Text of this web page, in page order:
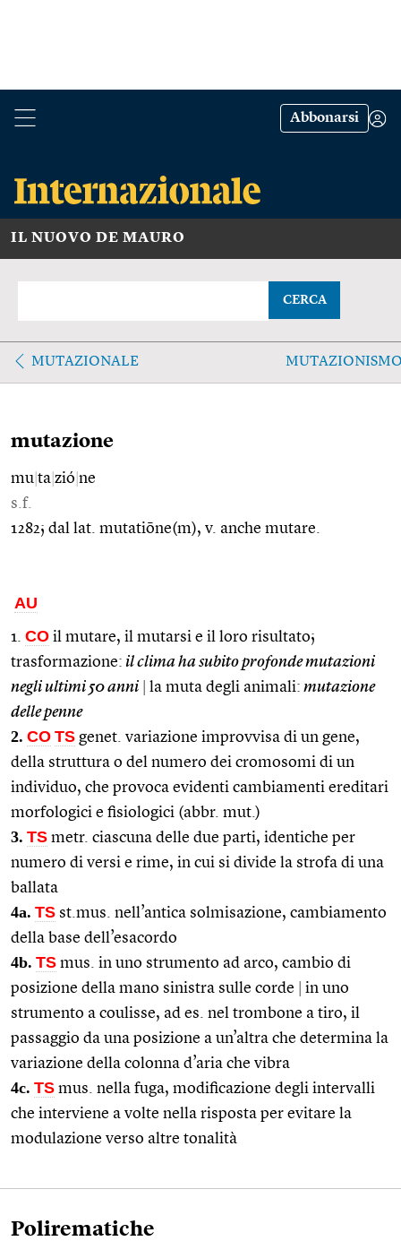
Abbonarsi
IL NUOVO DE MAURO
CERCA
MUTAZIONALE
mutazione
mu ta zió ne
s.f.
1282; dal lat. mutatiōne(m), v. anche mutare.
AU
1. CO il mutare, il mutarsi e il loro risultato;
trasformazione: il clima ha subito profonde mutazioni
negli ultimi 50 anni
la muta degli animali: mutazione
delle penne
2. CO TS genet. variazione improvvisa di un gene,
della struttura o del numero dei cromosomi di un
individuo, che provoca evidenti cambiamenti ereditari
morfologici e fisiologici (abbr. mut.)
3. TS metr. ciascuna delle due parti, identiche per
numero di versi e rime, in cui si divide la strofa di una
ballata
4a. TS st.mus. nell’antica solmisazione, cambiamento
della base dell’esacordo
4b. TS mus. in uno strumento ad arco, cambio di
posizione della mano sinistra sulle corde
in uno
strumento a coulisse, ad es. nel trombone a tiro, il
passaggio da una posizione a un’altra che determina la
variazione della colonna d’aria che vibra
4c. TS mus. nella fuga, modificazione degli intervalli
che interviene a volte nella risposta per evitare la
modulazione verso altre tonalità
Polirematiche